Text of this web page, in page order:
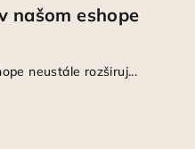
našom eshope
neustále rozširuj...